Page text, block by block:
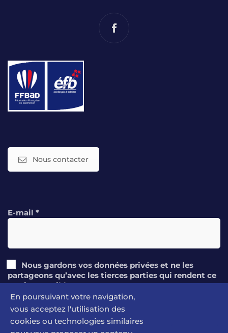
Nous contacter
E-mail *
Nous gardons vos données privées et ne les
partageons qu’avec les tierces parties qui rendent ce
service possible.
Lire notre politique de confidentialité.
En poursuivant votre navigation,
vous acceptez l'utilisation des
cookies ou technologies similaires